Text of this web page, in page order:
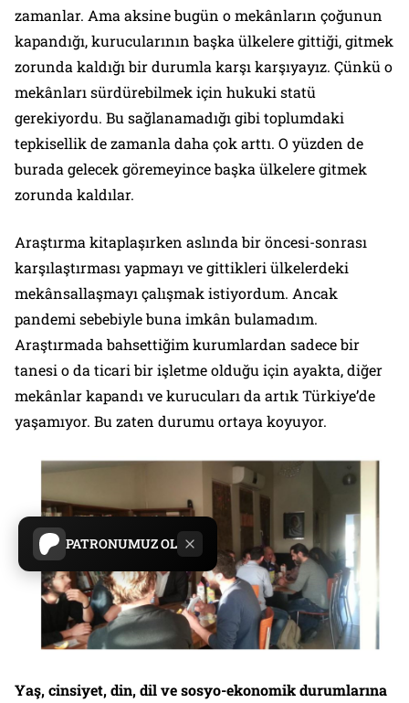
PATRONUMUZ OL
zamanlar. Ama aksine bugün o mekânların çoğunun
kapandığı, kurucularının başka ülkelere gittiği, gitmek
zorunda kaldığı bir durumla karşı karşıyayız. Çünkü o
mekânları sürdürebilmek için hukuki statü
gerekiyordu. Bu sağlanamadığı gibi toplumdaki
tepkisellik de zamanla daha çok arttı. O yüzden de
burada gelecek göremeyince başka ülkelere gitmek
zorunda kaldılar.
Araştırma kitaplaşırken aslında bir öncesi-sonrası
karşılaştırması yapmayı ve gittikleri ülkelerdeki
mekânsallaşmayı çalışmak istiyordum. Ancak
pandemi sebebiyle buna imkân bulamadım.
Araştırmada bahsettiğim kurumlardan sadece bir
tanesi o da ticari bir işletme olduğu için ayakta, diğer
mekânlar kapandı ve kurucuları da artık Türkiye’de
yaşamıyor. Bu zaten durumu ortaya koyuyor.
Yaş, cinsiyet, din, dil ve sosyo-ekonomik durumlarına